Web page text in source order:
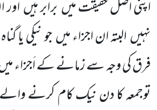
اپنی اصل حقیقت میںبرابر ہیں
نہیںالبتہ ان اجزاء میںجو نیکی یا
فرق کی وجہ سے زمانے کے اَجزاء
توجمعہ کا دن نیک کام کرنے